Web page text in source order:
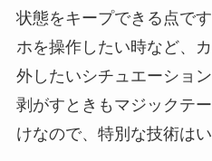
状態をキープできる点で
ホを操作したい時など、
外したいシチュエーショ
剥がすときもマジックテ
けなので、特別な技術はい